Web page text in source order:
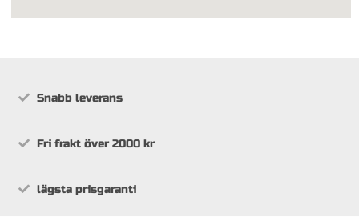
Snabb leverans
Fri frakt över 2000 kr
lägsta prisgaranti